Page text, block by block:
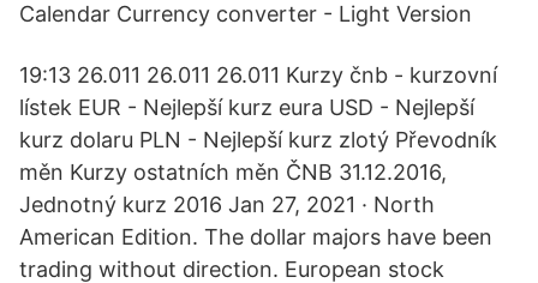
Calendar Currency converter - Light Version
19:13 26.011 26.011 26.011 Kurzy čnb - kurzovní
lístek EUR - Nejlepší kurz eura USD - Nejlepší
kurz dolaru PLN - Nejlepší kurz zlotý Převodník
měn Kurzy ostatních měn ČNB 31.12.2016,
Jednotný kurz 2016 Jan 27, 2021 · North
American Edition. The dollar majors have been
trading without direction. European stock